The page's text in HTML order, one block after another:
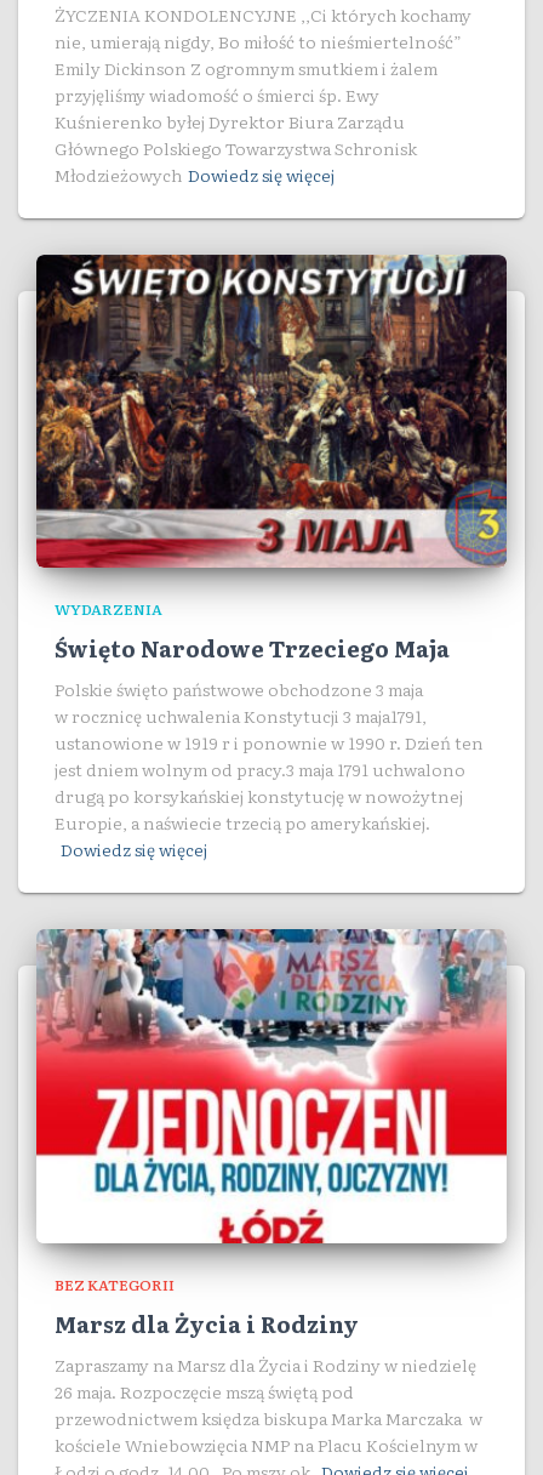
ŻYCZENIA KONDOLENCYJNE ,,Ci których kochamy
nie, umierają nigdy, Bo miłość to nieśmiertelność”
Emily Dickinson Z ogromnym smutkiem i żalem
przyjęliśmy wiadomość o śmierci śp. Ewy
Kuśnierenko byłej Dyrektor Biura Zarządu
Głównego Polskiego Towarzystwa Schronisk
Młodzieżowych Dowiedz się więcej
WYDARZENIA
Święto Narodowe Trzeciego Maja
Polskie święto państwowe obchodzone 3 maja
w rocznicę uchwalenia Konstytucji 3 maja1791,
ustanowione w 1919 r i ponownie w 1990 r. Dzień ten
jest dniem wolnym od pracy.3 maja 1791 uchwalono
drugą po korsykańskiej konstytucję w nowożytnej
Europie, a naświecie trzecią po amerykańskiej.
Dowiedz się więcej
BEZ KATEGORII
Marsz dla Życia i Rodziny
Zapraszamy na Marsz dla Życia i Rodziny w niedzielę
26 maja. Rozpoczęcie mszą świętą pod
przewodnictwem księdza biskupa Marka Marczaka w
kościele Wniebowzięcia NMP na Placu Kościelnym w